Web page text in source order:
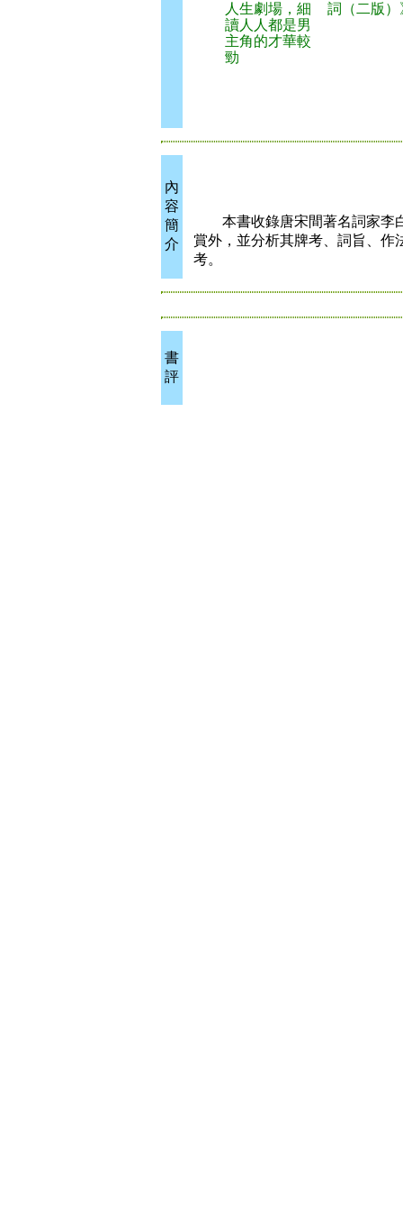
人生劇場，細
讀人人都是男
主角的才華較
勁
詞（二版）
內
容
簡
介
本書收錄唐宋間著名詞家李白
賞外，並分析其牌考、詞旨、作
考。
書
評